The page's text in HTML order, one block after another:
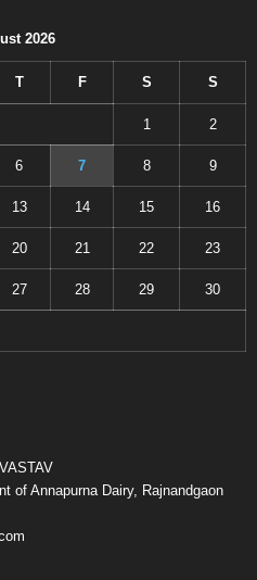
2026
T F S S
1 2
6 7 8 9
13 14 15 16
20 21 22 23
27 28 29 30
of Annapurna Dairy, Rajnandgaon